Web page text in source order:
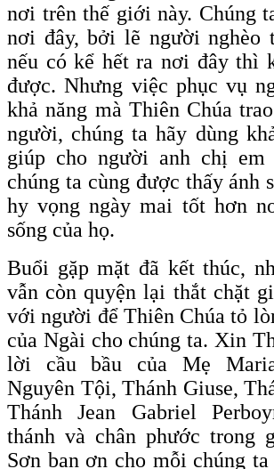
nơi trên thế giới này. Chúng
nơi đây, bởi lẽ người nghèo
nếu có kể hết ra nơi đây thì
được. Nhưng việc phục vụ
khả năng mà Thiên Chúa
người, chúng ta hãy dùng
giúp cho người anh chị em
chúng ta cùng được thấy ánh
hy vọng ngày mai tốt hơn
sống của họ.
Buổi gặp mặt đã kết thúc,
vẫn còn quyện lại thắt chặt
với người để Thiên Chúa tỏ
của Ngài cho chúng ta. Xin
lời cầu bầu của Mẹ
Nguyên Tội, Thánh Giuse,
Thánh Jean Gabriel
thánh và chân phước trong
Sơn ban ơn cho mỗi chúng